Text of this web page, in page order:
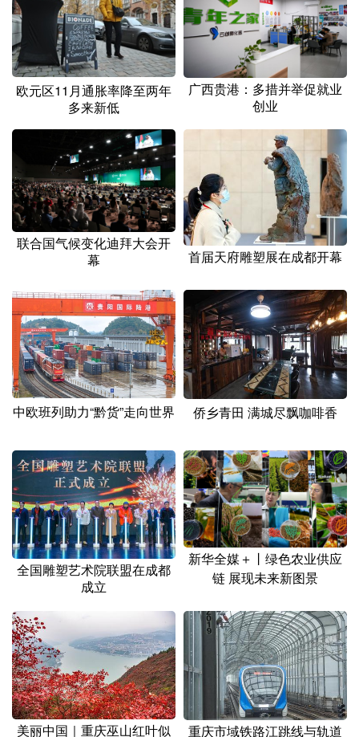
山东 河南 湖北 湖南
广东 广西 重庆
四川 贵州 云南 西藏
新疆 内蒙古
多语种频道
English Español Français عربى
Deutsch Português
欧元区11月通胀率降至两年
多来新低
广西贵港：多措并举促就业
创业
联合国气候变化迪拜大会开
幕
首届天府雕塑展在成都开幕
中欧班列助力“黔货”走向世界 侨乡青田 满城尽飘咖啡香
全国雕塑艺术院联盟在成都
成立
新华全媒＋丨绿色农业供应
链 展现未来新图景
美丽中国｜重庆巫山红叶似 重庆市域铁路江跳线与轨道